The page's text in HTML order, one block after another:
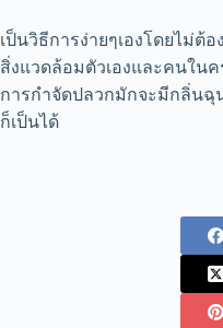
เป็นวิธีการง่ายๆเองโดยไม่ต้
สิ่งแวดล้อมตัวเองและคนใน
การกำจัดปลวกมักจะมีกลิ่นฉุ
ก็เป็นได้